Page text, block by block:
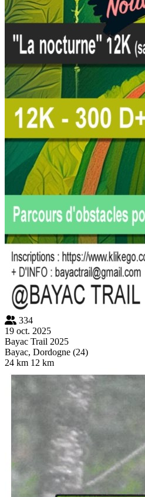
334
19 oct. 2025
Bayac Trail 2025
Bayac, Dordogne (24)
24 km 12 km